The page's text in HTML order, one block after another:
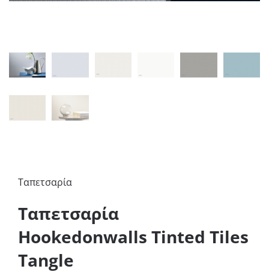
Ταπετσαρία
Ταπετσαρία
Hookedonwalls Tinted Tiles
Tangle